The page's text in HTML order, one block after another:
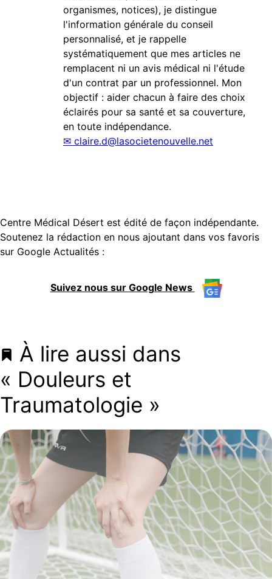
organismes, notices), je distingue
l'information générale du conseil
personnalisé, et je rappelle
systématiquement que mes articles ne
remplacent ni un avis médical ni l'étude
d'un contrat par un professionnel. Mon
objectif : aider chacun à faire des choix
éclairés pour sa santé et sa couverture,
en toute indépendance.
✉ claire.d@lasocietenouvelle.net
Centre Médical Désert est édité de façon indépendante.
Soutenez la rédaction en nous ajoutant dans vos favoris
sur Google Actualités :
Suivez nous sur Google News
À lire aussi dans
« Douleurs et
Traumatologie »